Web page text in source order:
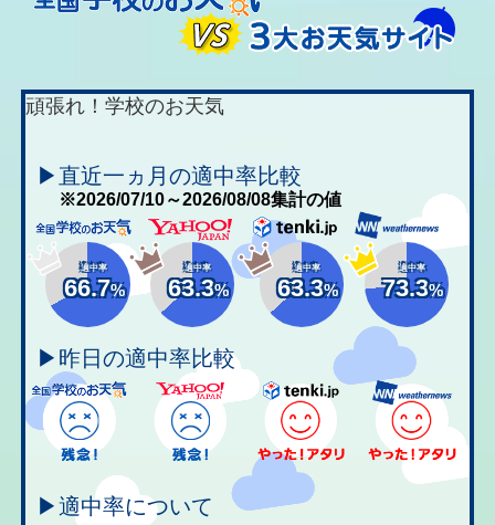
頑張れ！学校のお天気
▶直近一ヵ月の適中率比較
※2026/07/10～2026/08/08集計の値
適中率
66.7%
適中率
63.3%
適中率
63.3%
適中率
73.3%
▶昨日の適中率比較
▶適中率について